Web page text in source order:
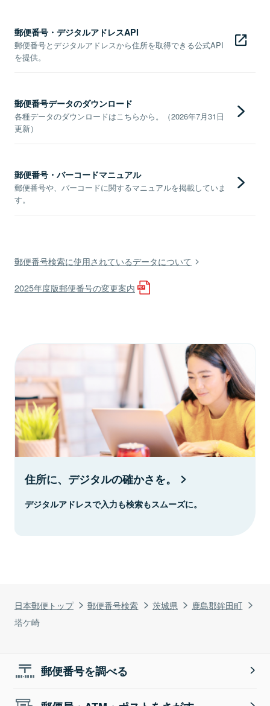
日本郵便トップ 郵便番号検索 茨城県
鹿島郡鉾田町
塔ケ崎
郵便番号・デジタルアドレスAPI
郵便番号とデジタルアドレスから住所を取得できる公式API
を提供。
郵便番号データのダウンロード
各種データのダウンロードはこちらから。（2026年7月31日
更新）
郵便番号・バーコードマニュアル
郵便番号や、バーコードに関するマニュアルを掲載していま
す。
郵便番号検索に使用されているデータについて
2025年度版郵便番号の変更案内
住所に、デジタルの確かさを。
デジタルアドレスで入力も検索もスムーズに。
郵便番号を調べる